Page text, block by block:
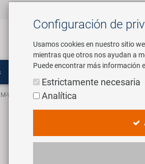
M-WAVE Stalwart Axle Syntace Eje pasante con
Configuración de
Usamos cookies en nuestro sitio
mientras que otros nos ayudan a
Puede encontrar más información
Estrictamente necesaria
Analítica